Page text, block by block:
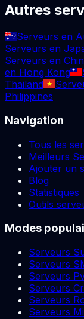
Autres
Serveurs en
Serveurs en
Serveurs en
en Hong Kong
Thailand
Philippines
Navigation
Tous les
Meilleurs
Ajouter un
Blog
Statistiques
Outils
Modes
Serveurs
Serveurs
Serveurs
Serveurs
Serveurs
Serveurs